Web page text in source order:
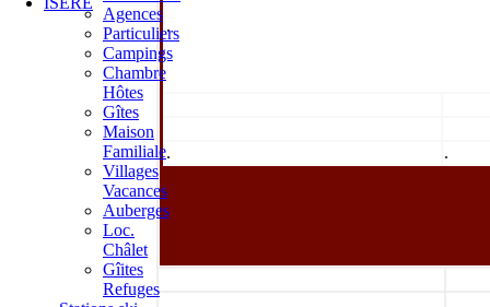
Agences
Particuliers
Campings
Chambre
Hôtes
Gîtes
Maison
Familiale
Villages
Vacances
Auberges
Loc.
Châlet
Gîites
Refuges
.
. .